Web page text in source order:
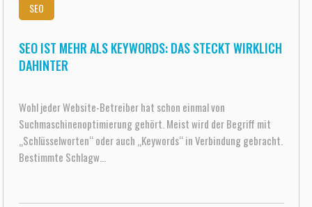
SEO
SEO IST MEHR ALS KEYWORDS: DAS STECKT WIRKLICH
DAHINTER
Wohl jeder Website-Betreiber hat schon einmal von
Suchmaschinenoptimierung gehört. Meist wird der Begriff mit
„Schlüsselworten“ oder auch „Keywords“ in Verbindung gebracht.
Bestimmte Schlagw...